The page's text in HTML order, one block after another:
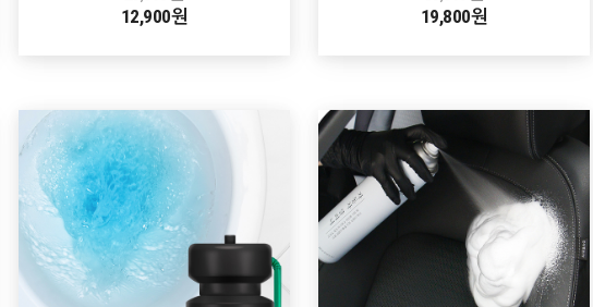
12,900원
19,800원